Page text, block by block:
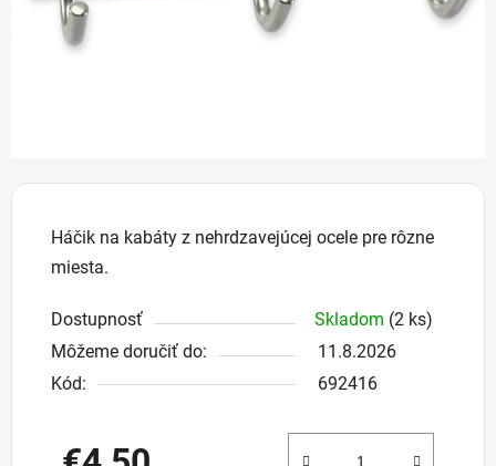
Háčik na kabáty z nehrdzavejúcej ocele pre rôzne
miesta.
Dostupnosť Skladom (2 ks)
Môžeme doručiť do:
11.8.2026
Kód:
692416